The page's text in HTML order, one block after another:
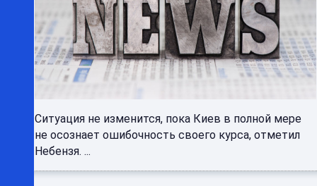
Ситуация не изменится, пока Киев в полной мере
не осознает ошибочность своего курса, отметил
Небензя. ...